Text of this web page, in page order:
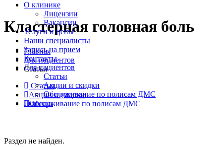
О клинике
Лицензии
Вакансии
Услуги и цены
Наши специалисты
Запись на прием
Контакты
Для пациентов
Статьи
Акции и скидки
Обслуживание по полисам ДМС
Новости
Кластерная головная боль
Главная
Для пациентов
Статьи
Статьи
Акции и скидки
Обслуживание по полисам ДМС
Раздел не найден.